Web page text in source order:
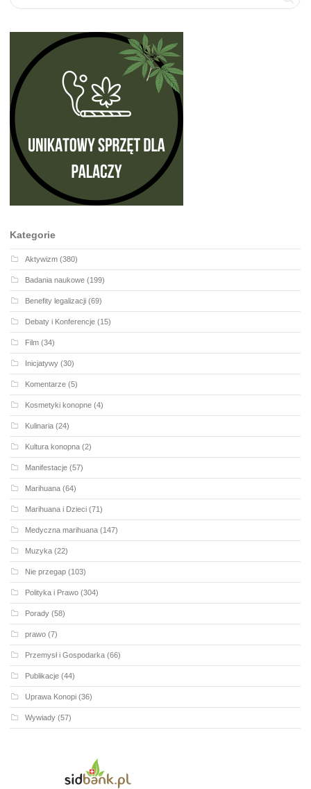
Kategorie
Aktywizm (380)
Badania naukowe (199)
Benefity legalizacji (69)
Debaty i Konferencje (15)
Film (34)
Inicjatywy (30)
Komentarze (5)
Kosmetyki konopne (4)
Kulinaria (24)
Kultura konopna (2)
Manifestacje (57)
Marihuana (64)
Marihuana i Dzieci (71)
Medyczna marihuana (147)
Muzyka (22)
Nie przegap (103)
Polityka i Prawo (304)
Porady (58)
prawo (7)
Przemysł i Gospodarka (66)
Publikacje (44)
Uprawa Konopi (36)
Wywiady (57)